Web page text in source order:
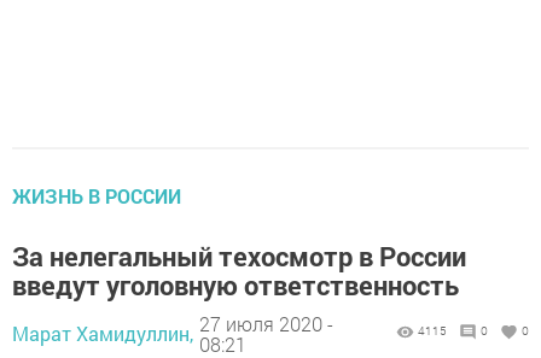
ЖИЗНЬ В РОССИИ
За нелегальный техосмотр в России
введут уголовную ответственность
Марат Хамидуллин, 27 июля 2020 -
08:21
4115 0 0